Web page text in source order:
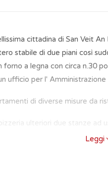
cittadina di San Veit
stabile di due piani così
a legna con circa n.30
ufficio per l' Amministrazione
di diverse misure da
ulteriori due stanze ad
Leggi